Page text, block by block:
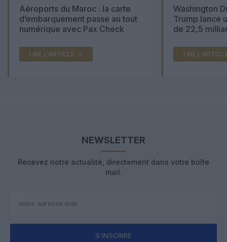
Aéroports du Maroc : la carte
d’embarquement passe au tout
numérique avec Pax Check
LIRE L'ARTICLE
Washington
Trump lance
de 22,5
LIRE
NEWSLETTER
Recevez notre actualité, directement dans votre boîte
mail.
S'INSCRIRE